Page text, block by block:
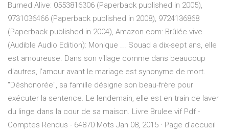
Burned Alive: 0553816306 (Paperback published in 2005),
9731036466 (Paperback published in 2008), 9724136868
(Paperback published in 2004), Amazon.com: Brûlée vive
(Audible Audio Edition): Monique ... Souad a dix-sept ans, elle
est amoureuse. Dans son village comme dans beaucoup
d'autres, l'amour avant le mariage est synonyme de mort.
"Déshonorée", sa famille désigne son beau-frère pour
exécuter la sentence. Le lendemain, elle est en train de laver
du linge dans la cour de sa maison. Livre Brulee vif Pdf -
Comptes Rendus - 64870 Mots Jan 08, 2015 · Page d'accueil